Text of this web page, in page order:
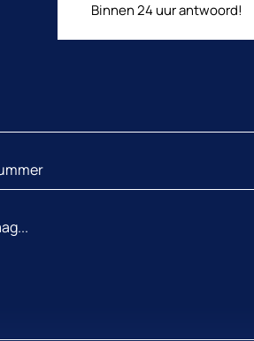
Binnen 24 uur antwoord!